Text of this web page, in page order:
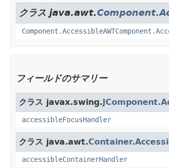
クラス java.awt.
フィールドのサマリー
クラス javax.swing.
accessibleFocusHandler
クラス java.awt.
accessibleContainerHandler